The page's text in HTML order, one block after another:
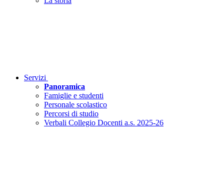
Servizi
Panoramica
Famiglie e studenti
Personale scolastico
Percorsi di studio
Verbali Collegio Docenti a.s. 2025-26